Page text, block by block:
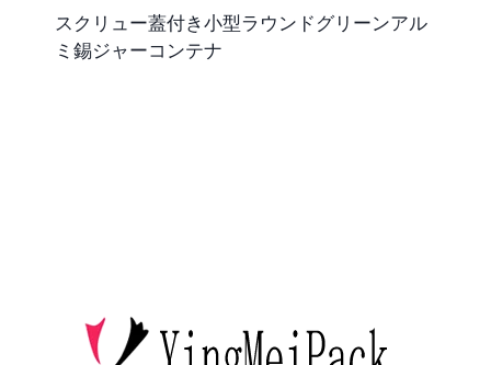
スクリュー蓋付き小型ラウンドグリーンアル
ミ錫ジャーコンテナ